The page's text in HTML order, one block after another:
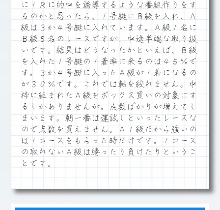
に１Ｒに的中を誘導するような番組作りをす
るのかと思ったら、１号艇にＢ級を入れ、Ａ
級は３か４号艇に入れています。Ａ級１名に
Ｂ級５名のレースですが、中途半端な取り扱
いです。結果はどうなったかといえば、Ｂ級
を入れた１号艇の１着率に来るのは４５％で
す。３か４号艇に入ったＡ級が１着になるの
が３０％です。これでは軸を絞れません。中
枠に組まれたＡ級をボックス買いの対象にす
るしかありませんが。点数ばかりが増えてし
まいます。朝一番は運試しといったレースな
ので点数を買えません。Ａ１級だから強いの
は１コースをもらった時だけです。１コース
の取れないＡ級は勝ったり負けたりというこ
とです。